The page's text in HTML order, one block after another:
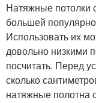
Натяжные потолки
большей
Использовать их
довольно низкими
посчитать. Перед
сколько
натяжные полотна